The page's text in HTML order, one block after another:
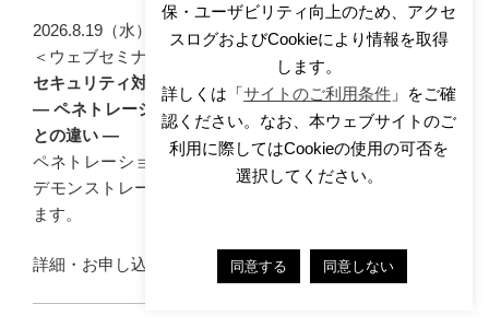
2026.8.19（水） 14:00～15:00
＜ウェブセミナー＞
セキュリティ対策の有効性を検証する
― ペネトレーションテストの実施ポイントと脆弱性診断
との違い ―
ペネトレーションテストの目的や効果、実施の流れを、
デモンストレーションを交えながらわかりやすく解説し
ます。
詳細・お申し込みは こちら
保・ユーザビリティ向上のため、アクセ
スログおよびCookieにより情報を取得
します。
詳しくは「サイトのご利用条件 」をご確
認ください。なお、本ウェブサイトのご
利用に際してはCookieの使用の可否を
選択してください。
同意する 同意しない